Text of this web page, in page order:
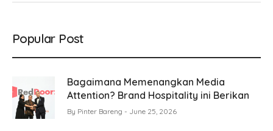
Popular Post
Bagaimana Memenangkan Media
Attention? Brand Hospitality ini Berikan
By Pinter Bareng June 25, 2026